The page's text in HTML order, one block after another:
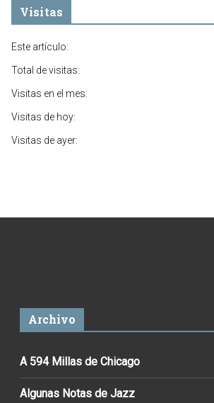
Visitas
Este artículo:
Total de visitas:
Visitas en el mes:
Visitas de hoy:
Visitas de ayer:
Archivo
A 594 Millas de Chicago
Algunas Notas de Jazz